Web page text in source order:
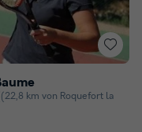
km von Roquefort la